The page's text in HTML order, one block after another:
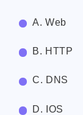
A. Web
B. HTTP
C. DNS
D. IOS